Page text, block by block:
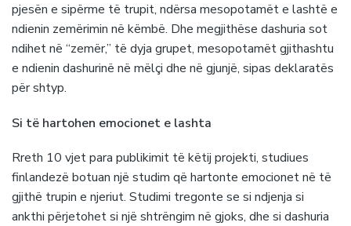
pjesën e sipërme të trupit, ndërsa mesopotamët e lashtë e
ndienin zemërimin në këmbë. Dhe megjithëse dashuria sot
ndihet në “zemër,” të dyja grupet, mesopotamët gjithashtu
e ndienin dashurinë në mëlçi dhe në gjunjë, sipas deklaratës
për shtyp.
Si të hartohen emocionet e lashta
Rreth 10 vjet para publikimit të këtij projekti, studiues
finlandezë botuan një studim që hartonte emocionet në të
gjithë trupin e njeriut. Studimi tregonte se si ndjenja si
ankthi përjetohet si një shtrëngim në gjoks, dhe si dashuria